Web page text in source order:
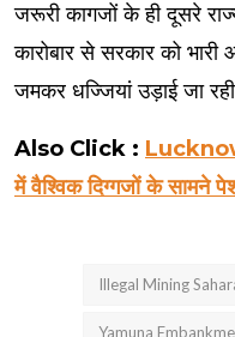
जरूरी कागजों के ही दूसरे
कारोबार से सरकार को
जमकर धज्जियां उड़ाई जा
Also Click : Lucknow
में वैश्विक दिग्गजों के सामने
Illegal Mining
Yamuna